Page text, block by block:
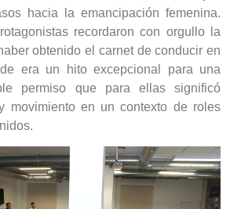
hacia la emancipación femenina.
recordaron con orgullo la
obtenido el carnet de conducir en
era un hito excepcional para una
permiso que para ellas significó
movimiento en un contexto de roles